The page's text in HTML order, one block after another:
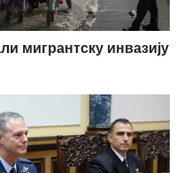
мигрантску инвазију